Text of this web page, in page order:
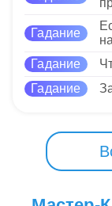
чтобы не
24
Гадание
Гадание
Гадание